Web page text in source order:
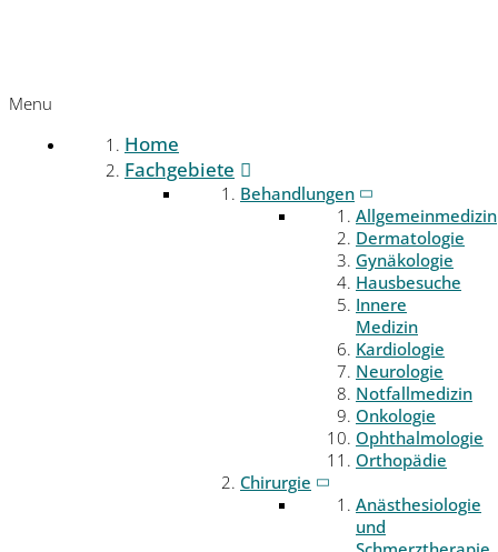
Menu
Home
Fachgebiete
Behandlungen
Allgemeinmedizin
Dermatologie
Gynäkologie
Hausbesuche
Innere
Medizin
Kardiologie
Neurologie
Notfallmedizin
Onkologie
Ophthalmologie
Orthopädie
Chirurgie
Anästhesiologie
und